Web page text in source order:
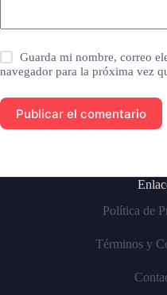
Guarda mi nombre, correo
navegador para la próxima vez
Publicar el comentario
Política de
Términos y